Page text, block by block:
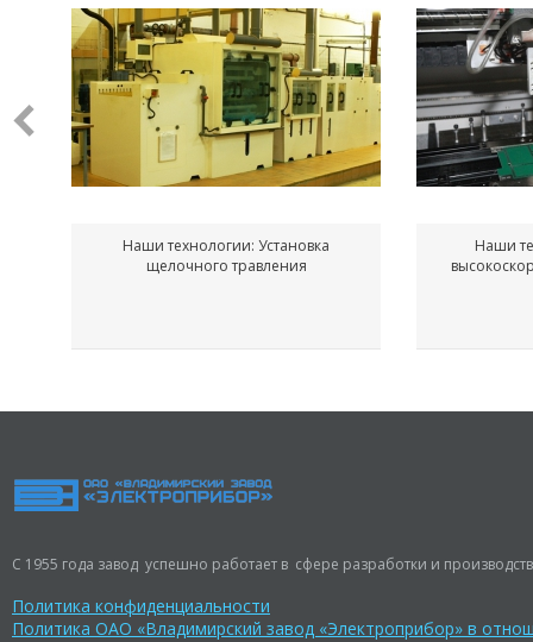
Наши технологии: Установка
щелочного травления
Наши
С 1955 года завод успешно работает в сфере разработки и
Политика конфиденциальности
Политика ОАО «Владимирский завод «Электроприбор» в